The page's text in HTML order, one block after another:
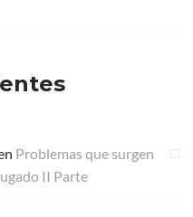
Problemas que surgen
II Parte